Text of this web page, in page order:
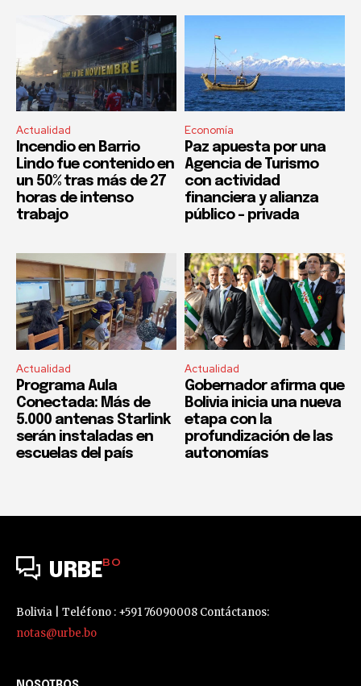
Actualidad
Incendio en Barrio
Lindo fue contenido en
un 50% tras más de 27
horas de intenso
trabajo
Economía
Paz apuesta por una
Agencia de Turismo
con actividad
financiera y alianza
público – privada
Actualidad
Programa Aula
Conectada: Más de
5.000 antenas Starlink
serán instaladas en
escuelas del país
Actualidad
Gobernador afirma que
Bolivia inicia una nueva
etapa con la
profundización de las
autonomías
URBEBO
Bolivia | Teléfono : +591 76090008 Contáctanos:
notas@urbe.bo